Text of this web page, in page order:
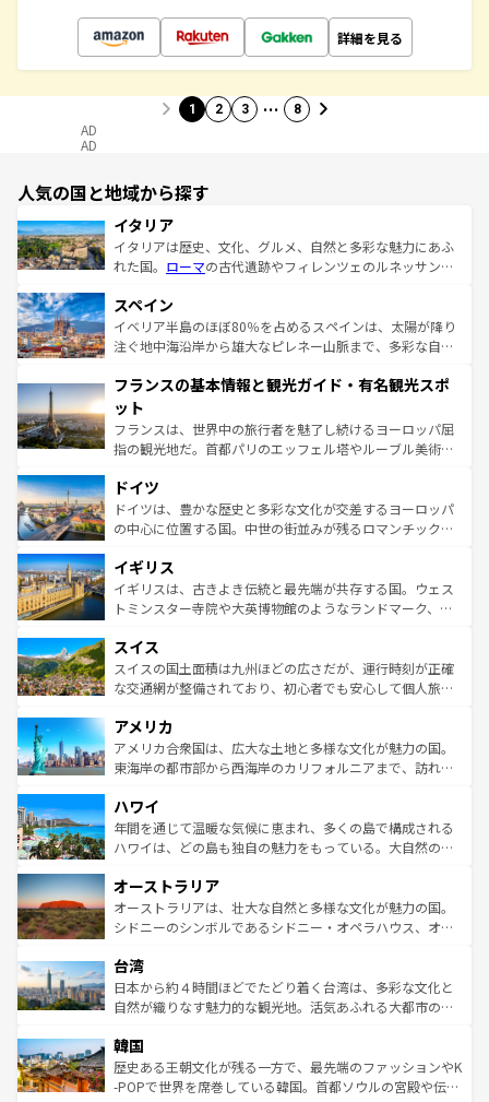
詳細を見る
1 2 3 … 8
AD
AD
人気の国と地域から探す
イタリア
イタリアは歴史、文化、グルメ、自然と多彩な魅力にあふ
れた国。 ローマの古代遺跡やフィレンツェのルネッサンス
ろん、トスカーナの美しい田園風景やアマルフィ海岸の絶
景など、自然景観も見逃せない。観光の合間には、本場の
ピザやパスタなど、絶品のイタリア料理を堪能することも
ませてくれるイタリアで、忘れられない旅をしてみよう！
なお、新着のイタリア情報は
しい。
スペイン
イベリア半島のほぼ80％を占めるスペインは、太陽が降り
注ぐ地中海沿岸から雄大なピレネー山脈まで、多彩な自然
文化が根付くこの国では、情熱的なフラメンコ、熱気あふ
れる闘牛、そして美味しいタパスが生活の一部となってい
る。首都マドリードの洗練された雰囲気や、バルセロナの
アートに溢れた街角から、地方では古代ローマ遺跡や中世
せる。地方によって風土や気候が異なるスペインはその個
性で訪れる人を魅了する。 なお、新着のスペイン情報は コ
ンテンツ一覧を参照してほしい。
フランスの基本情報と観光ガイド・有名観光スポ
ット
フランスは、世界中の旅行者を魅了し続けるヨーロッパ屈
指の観光地だ。首都パリのエッフェル塔やルーブル美術館
で、幅広い魅力が詰まっている。華麗な宮殿、歴史的な大
聖堂、美しいビーチ、そして豊かな自然が、訪れる者を心
から魅了する。また、フランスは美食の国としても知ら
いる。シャンパンの発祥地であるランス、プロヴァンスの
香り高いラベンダー畑など、多彩な楽しみ方が可能だ。さ
らに、パリ以外の地域にも魅力が溢れており、どの街角に
れる地方に足を運ぶとそれぞれで全く異なる文化を体験で
きるだろう。 なお、新着のフランス情報はコンテンツ一覧
を参照してほしい。
ドイツ
ドイツは、豊かな歴史と多彩な文化が交差するヨーロッパ
の中心に位置する国。中世の街並みが残るロマンチック街
顔を持つこの国は、どこを歩いても飽きることがない。ベ
ルリンの文化的活気、バイエルン州のアルプスの絶景、そ
してライン川沿いのワイン畑といった風景は必見。ビール
は、お酒好きな人にはぜひ体験してほしい。 なお、新着の
ドイツ情報はコンテンツ一覧を参照してほしい。
イギリス
イギリスは、古きよき伝統と最先端が共存する国。ウェス
トミンスター寺院や大英博物館のようなランドマーク、歴
リアごとに異なる魅力がある。また、優雅なアフタヌーン
ティー、ビール好きにはたまらない英国パブ、サッカー観
戦など、本場だからこそできる体験も豊富。イギリスを旅
ンツ一覧を参照してほしい。
スイス
スイスの国土面積は九州ほどの広さだが、運行時刻が正確
な交通網が整備されており、初心者でも安心して個人旅行
の建物がそのまま残る町や、スイスならではのユニークな
博物館もあり、アルプス観光だけでなく町歩きも満喫する
ことができる。国民の所得が高いため物価も高いが、旅行
ば市内交通費無料で観光を楽しむこともできる。 なお、新
着のスイス情報はコンテンツ一覧 を参照してほしい。
アメリカ
アメリカ合衆国は、広大な土地と多様な文化が魅力の国。
東海岸の都市部から西海岸のカリフォルニアまで、訪れる
のような巨大都市は、観光、ショッピング、エンターテイ
ンメントが詰まった刺激的なスポットだ。一方、アメリカ
西部には大自然が広がり、グランドキャニオンやイエロー
部のニューオーリンズでは、音楽と美食が融合した独特の
文化が魅力。旅行者はアメリカの各地域で異なる魅力を楽
しみながら、その多様性と豊かな歴史を感じることができ
ならではの贅沢な旅のスタイルだ。 なお、新着のアメリカ
情報はコンテンツ一覧を参照してほしい。
ハワイ
年間を通じて温暖な気候に恵まれ、多くの島で構成される
ハワイは、どの島も独自の魅力をもっている。大自然の神
ワイ島は見逃せない。また、定番の観光地といえばオアフ
島だが、静かな自然を求めるならマウイ島やカウアイ島が
おすすめ。エメラルドグリーンに輝く海をはじめ、豊かな
れるおもてなしの心で訪れる人々を迎えてくれるハワイの
人々、おいしいローカルフードやハワイアンミュージッ
ク、伝統的なフラダンスなど、すべてがハワイの魅力を彩
ワイを、存分に味わってほしい。 なお、新着のハワイ情報
はコンテンツ一覧を参照してほしい。
オーストラリア
オーストラリアは、壮大な自然と多様な文化が魅力の国。
シドニーのシンボルであるシドニー・オペラハウス、オー
リアリーフや大陸中央部にそびえるウルル（エアーズロッ
ク）、タスマニアの美しい原生林やケアンズの熱帯雨林な
ど、見どころがたくさん。また、カフェやワイン、オージ
いる。アクティビティも充実しており、サーフィンやダイ
ビング、ハイキングなど、アウトドア好きにはたまらな
い。オーストラリアの多彩な魅力を存分に味わいつくそ
台湾
日本から約４時間ほどでたどり着く台湾は、多彩な文化と
自然が織りなす魅力的な観光地。活気あふれる大都市の台
ン）、静ひつな山岳地帯である台湾東部など、都市の喧騒
と山間の静けさが共存しており、訪れる人に新しい発見と
驚きをもたらしてくれる。また、奥深い台湾の食文化も魅
韓国
歴史ある王朝文化が残る一方で、最先端のファッションやK
-POPで世界を席巻している韓国。首都ソウルの宮殿や伝統